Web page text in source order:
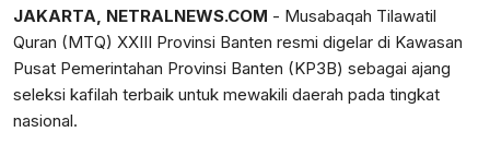
JAKARTA, NETRALNEWS.COM - Musabaqah Tilawatil
Quran (MTQ) XXIII Provinsi Banten resmi digelar di Kawasan
Pusat Pemerintahan Provinsi Banten (KP3B) sebagai ajang
seleksi kafilah terbaik untuk mewakili daerah pada tingkat
nasional.